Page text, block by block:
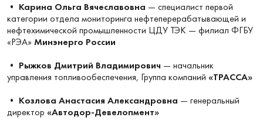
• Карина Ольга Вячеславовна — специалист первой
категории отдела мониторинга нефтеперерабатывающей и
нефтехимической промышленности ЦДУ ТЭК — филиал ФГБУ
«РЭА»Минэнерго России
• Рыжков Дмитрий Владимирович — начальник
управления топливообеспечения, Группа компаний «ТРАССА»
• Козлова Анастасия Александровна — генеральный
директор «Автодор-Девелопмент»